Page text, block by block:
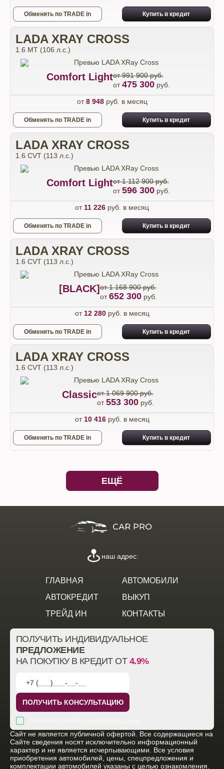
Обменять по TRADE in Купить в кредит
LADA XRAY CROSS
1.6 МТ (106 л.с.)
Comfort Lightот 991 900 руб.
от475 300руб.
от8 948руб. в месяц
Обменять по TRADE in Купить в кредит
LADA XRAY CROSS
1.6 CVT (113 л.с.)
Comfort Lightот 1 112 900 руб.
от596 300руб.
от 11 226 руб. в месяц
Обменять по TRADE in Купить в кредит
LADA XRAY CROSS
1.6 CVT (113 л.с.)
[BLACK] от 1 168 900 руб.
от652 300 руб.
от 12 280руб. в месяц
Обменять по TRADE in Купить в кредит
LADA XRAY CROSS
1.6 CVT (113 л.с.)
Classicот 1 069 900 руб.
от553 300 руб.
от 10 416руб. в месяц
Обменять по TRADE in Купить в кредит
ЕЩЁ
ГЛАВНАЯ
АВТОМОБИЛИ
АВТОКРЕДИТ
ВЫКУП
ТРЕЙД ИН
КОНТАКТЫ
наш адрес:
ПОЛУЧИТЬ ИНДИВИДУАЛЬНОЕ
ПРЕДЛОЖЕНИЕ
НА ПОКУПКУ В КРЕДИТ ОТ 4.9%
ПОЛУЧИТЬ КОНСУЛЬТАЦИЮ
Cайт не является публичной офертой. Все содержащиеся на
Сайте сведения носят исключительно информационный
характер и не является исчерпывающими. Все условия
приобретения автомобилей, цены, спецпредложения и
комплектации автомобилей указаны с целью ознакомления.